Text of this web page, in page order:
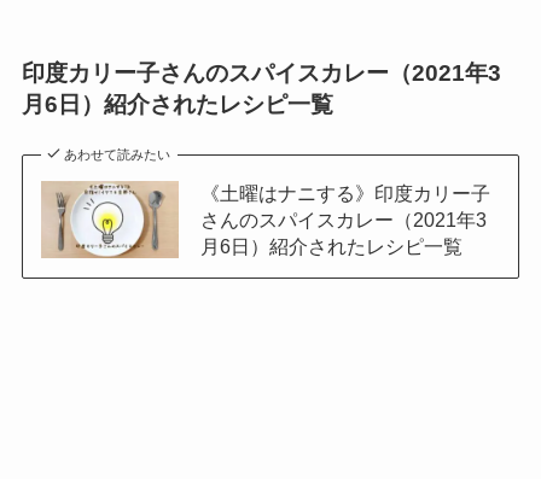
印度カリー子さんのスパイスカレー（2021年3
月6日）紹介されたレシピ一覧
あわせて読みたい
《土曜はナニする》印度カリー子
さんのスパイスカレー（2021年3
月6日）紹介されたレシピ一覧